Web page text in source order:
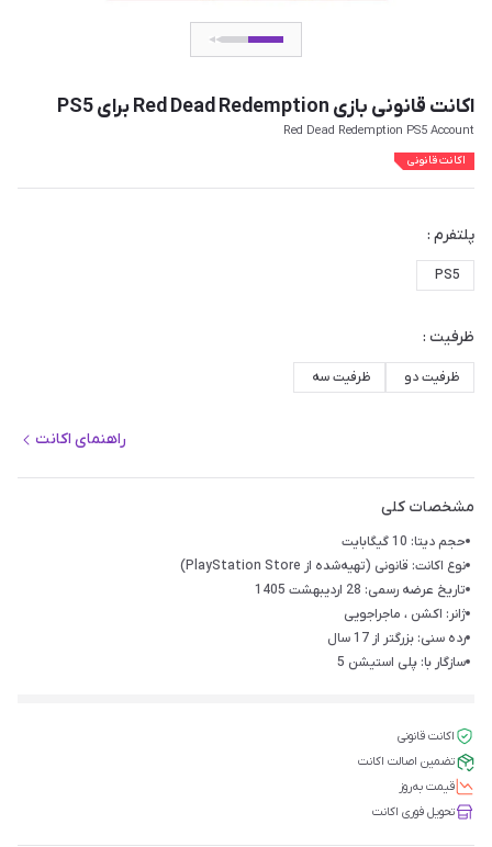
اکانت قانونی بازی Red Dead Redemption برای PS5
Red Dead Redemption PS5 Account
اکانت قانونی
پلتفرم :
PS5
ظرفیت :
ظرفیت دو ظرفیت سه
راهنمای اکانت
مشخصات کلی
حجم دیتا: 10 گیگابایت
نوع اکانت: قانونی (تهیه‌شده از PlayStation Store)
تاریخ عرضه رسمی: 28 اردیبهشت 1405
ژانر: اکشن ، ماجراجویی
رده سنی: بزرگتر از 17 سال
سازگار با: پلی استیشن 5
اکانت قانونی
تضمین اصالت اکانت
قیمت‌ به‌روز
تحویل فوری اکانت